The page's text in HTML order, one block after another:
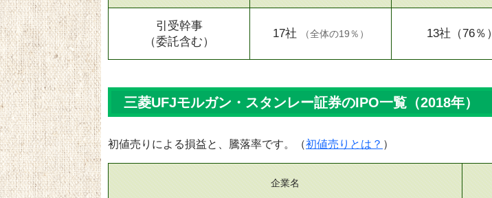
引受幹事
（委託含む）
17社 （全体の19％ ） 13社 （76％）
三菱UFJモルガン・スタンレー証券のIPO一覧（2018年）
初値売りによる損益と、騰落率です。（初値売りとは？ ）
企業名